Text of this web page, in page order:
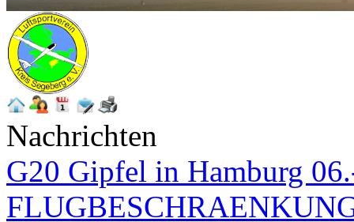
Nachrichten
G20 Gipfel in Hamburg